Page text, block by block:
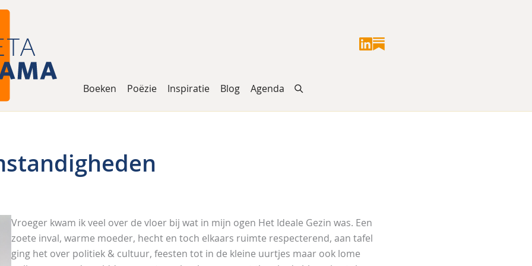
Boeken Poëzie Inspiratie Blog Agenda
Vroeger kwam ik veel over de vloer bij wat in mijn ogen Het Ideale Gezin was. Een
zoete inval, warme moeder, hecht en toch elkaars ruimte respecterend, aan tafel
ging het over politiek & cultuur, feesten tot in de kleine uurtjes maar ook lome